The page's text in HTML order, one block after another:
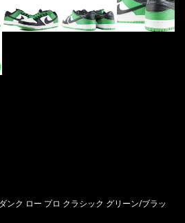
ンク ロー プロ クラシック グリーン/ブラッ